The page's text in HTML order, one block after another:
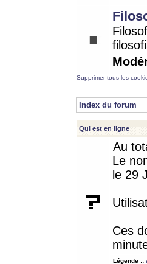
Supprimer tous les
Index du forum
Qui est en ligne
Au
Le
le 29
Ces
Légende ::